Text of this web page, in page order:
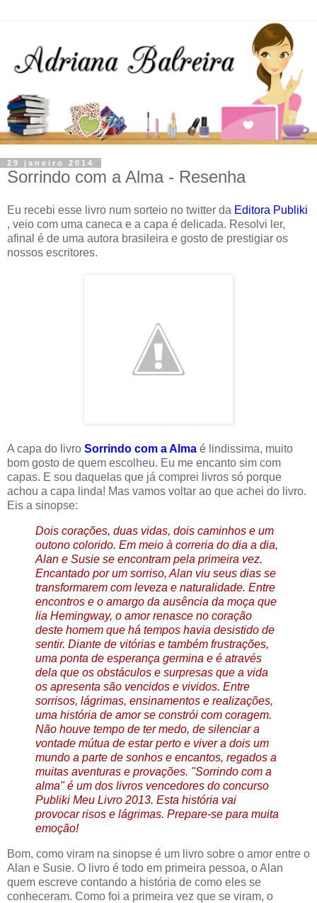
29 janeiro 2014
Sorrindo com a Alma - Resenha
Eu recebi esse livro num sorteio no twitter da Editora Publiki
, veio com uma caneca e a capa é delicada. Resolvi ler,
afinal é de uma autora brasileira e gosto de prestigiar os
nossos escritores.
A capa do livro Sorrindo com a Alma é lindissima, muito
bom gosto de quem escolheu. Eu me encanto sim com
capas. E sou daquelas que já comprei livros só porque
achou a capa linda! Mas vamos voltar ao que achei do livro.
Eis a sinopse:
Dois corações, duas vidas, dois caminhos e um
outono colorido. Em meio à correria do dia a dia,
Alan e Susie se encontram pela primeira vez.
Encantado por um sorriso, Alan viu seus dias se
transformarem com leveza e naturalidade. Entre
encontros e o amargo da ausência da moça que
lia Hemingway, o amor renasce no coração
deste homem que há tempos havia desistido de
sentir. Diante de vitórias e também frustrações,
uma ponta de esperança germina e é através
dela que os obstáculos e surpresas que a vida
os apresenta são vencidos e vividos. Entre
sorrisos, lágrimas, ensinamentos e realizações,
uma história de amor se constrói com coragem.
Não houve tempo de ter medo, de silenciar a
vontade mútua de estar perto e viver a dois um
mundo a parte de sonhos e encantos, regados a
muitas aventuras e provações. "Sorrindo com a
alma" é um dos livros vencedores do concurso
Publiki Meu Livro 2013. Esta história vai
provocar risos e lágrimas. Prepare-se para muita
emoção!
Bom, como viram na sinopse é um livro sobre o amor entre o
Alan e Susie. O livro é todo em primeira pessoa, o Alan
quem escreve contando a história de como eles se
conheceram. Como foi a primeira vez que se viram, o